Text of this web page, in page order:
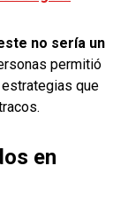
no sería un
permitió
que
en